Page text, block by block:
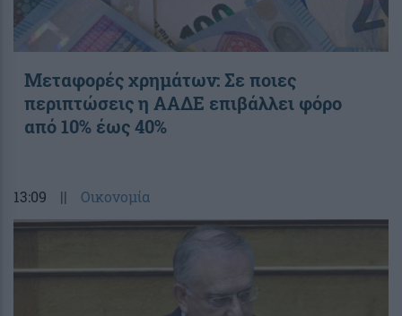
Μεταφορές χρημάτων: Σε ποιες
περιπτώσεις η ΑΑΔΕ επιβάλλει φόρο
από 10% έως 40%
13:09 || Οικονομία